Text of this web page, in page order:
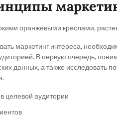
маркетинг интереса,
В первую очередь,
данных, а также исследовать
целевой аудитории